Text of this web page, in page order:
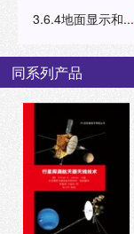
3.6.4地面显示和...
同系列产品